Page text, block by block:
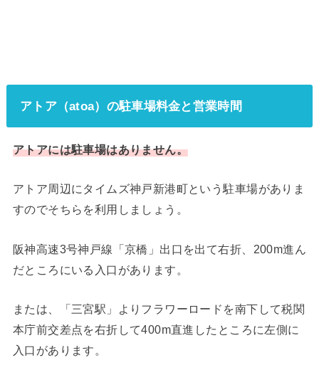
アトア（atoa）の駐車場料金と営業時間
アトアには駐車場はありません。
アトア周辺にタイムズ神戸新港町という駐車場がありま
すのでそちらを利用しましょう。
阪神高速3号神戸線「京橋」出口を出て右折、200m進ん
だところにいる入口があります。
または、「三宮駅」よりフラワーロードを南下して税関
本庁前交差点を右折して400m直進したところに左側に
入口があります。